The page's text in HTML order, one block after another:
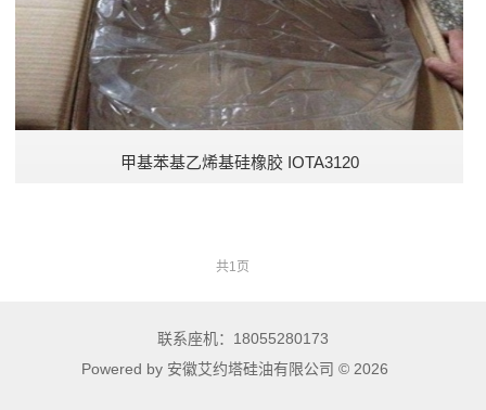
甲基苯基乙烯基硅橡胶 IOTA3120
共1页
联系座机：18055280173
Powered by 安徽艾约塔硅油有限公司 © 2026